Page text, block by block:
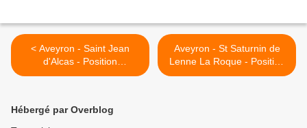
< Aveyron - Saint Jean
d'Alcas - Position
fortifications sur carte
Aveyron - St Saturnin de
Lenne La Roque - Position
château sur carte >
Hébergé par Overblog